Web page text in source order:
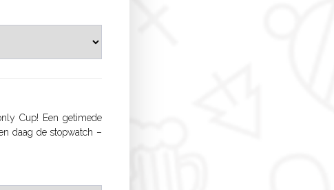
Cup! Een getimede
daag de stopwatch –